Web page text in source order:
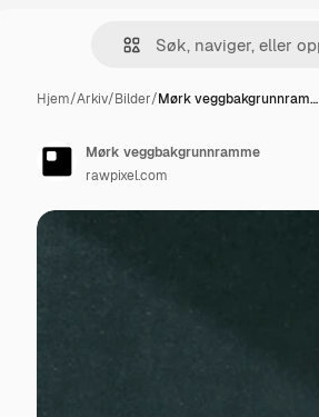
Hjem/Arkiv/Bilder/Mørk veggbakgrunnram…
Mørk veggbakgrunnramme
rawpixel.com